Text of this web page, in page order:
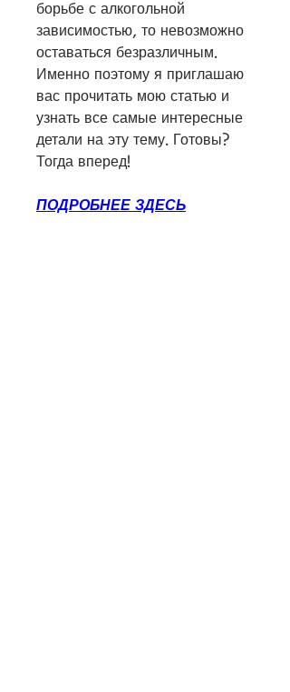
борьбе с алкогольной
зависимостью, то невозможно
оставаться безразличным.
Именно поэтому я приглашаю
вас прочитать мою статью и
узнать все самые интересные
детали на эту тему. Готовы?
Тогда вперед!
ПОДРОБНЕЕ ЗДЕСЬ